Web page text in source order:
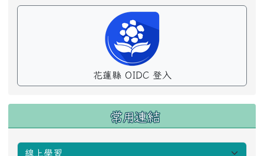
花蓮縣 OIDC 登入
常用連結